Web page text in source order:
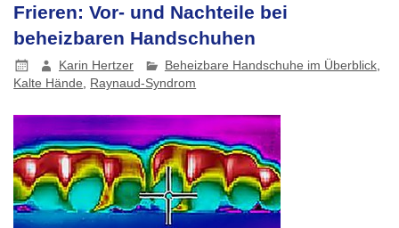
Frieren: Vor- und Nachteile bei
beheizbaren Handschuhen
Karin Hertzer Beheizbare Handschuhe im Überblick,
Kalte Hände, Raynaud-Syndrom